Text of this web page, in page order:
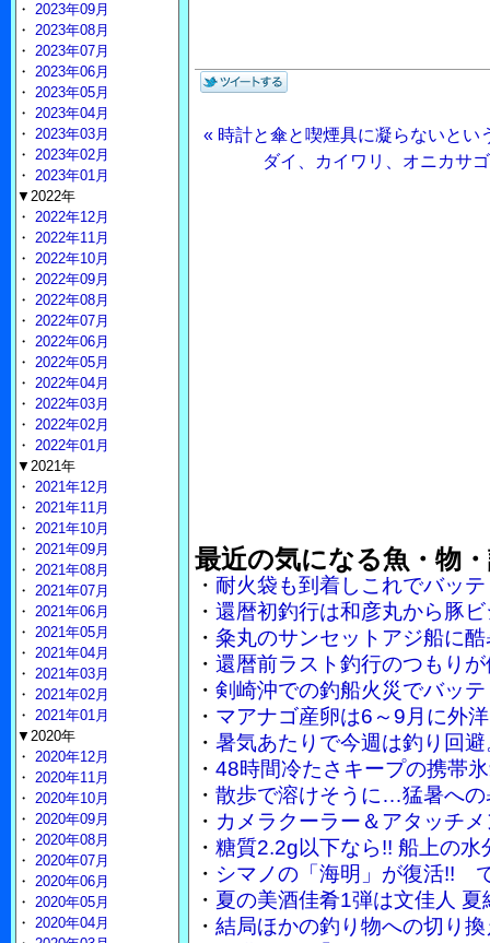
« 時計と傘と喫煙具に凝らないとい
ダイ、カイワリ、オニカサ
最近の気になる魚・物
・ 耐火袋も到着しこれでバッ
・ 還暦初釣行は和彦丸から豚
・ 粂丸のサンセットアジ船に
・ 還暦前ラスト釣行のつもり
・ 剣崎沖での釣船火災でバッ
・ マアナゴ産卵は6～9月に外
・ 暑気あたりで今週は釣り回
・ 48時間冷たさキープの携帯
・ 散歩で溶けそうに…猛暑へ
・ カメラクーラー＆アタッチ
・ 糖質2.2g以下なら!! 船上の
・ シマノの「海明」が復活!!
・ 夏の美酒佳肴1弾は文佳人
・ 結局ほかの釣り物への切り
・ 2023年09月
・ 2023年08月
・ 2023年07月
・ 2023年06月
・ 2023年05月
・ 2023年04月
・ 2023年03月
・ 2023年02月
・ 2023年01月
▼2022年
・ 2022年12月
・ 2022年11月
・ 2022年10月
・ 2022年09月
・ 2022年08月
・ 2022年07月
・ 2022年06月
・ 2022年05月
・ 2022年04月
・ 2022年03月
・ 2022年02月
・ 2022年01月
▼2021年
・ 2021年12月
・ 2021年11月
・ 2021年10月
・ 2021年09月
・ 2021年08月
・ 2021年07月
・ 2021年06月
・ 2021年05月
・ 2021年04月
・ 2021年03月
・ 2021年02月
・ 2021年01月
▼2020年
・ 2020年12月
・ 2020年11月
・ 2020年10月
・ 2020年09月
・ 2020年08月
・ 2020年07月
・ 2020年06月
・ 2020年05月
・ 2020年04月